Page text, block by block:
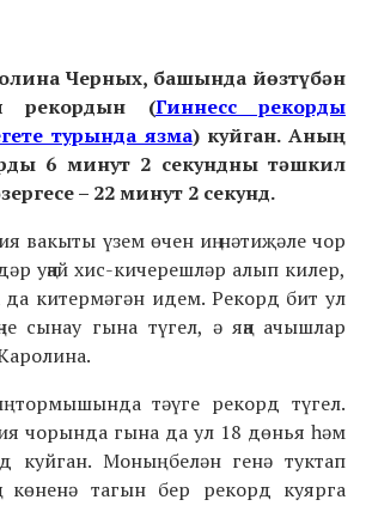
Черных, башында йөзтүбән
рекордын (Гиннесс рекорды
турында язма) куйган. Аның
6 минут 2 секундны тәшкил
– 22 минут 2 секунд.
вакыты үзем өчен иң нәтиҗәле чор
уңай хис-кичерешләр алып килер,
китермәгән идем. Рекорд бит ул
сынау гына түгел, ә яңа ачышлар
тормышында тәүге рекорд түгел.
чорында гына да ул 18 дөнья һәм
куйган. Моның белән генә туктап
көненә тагын бер рекорд куярга